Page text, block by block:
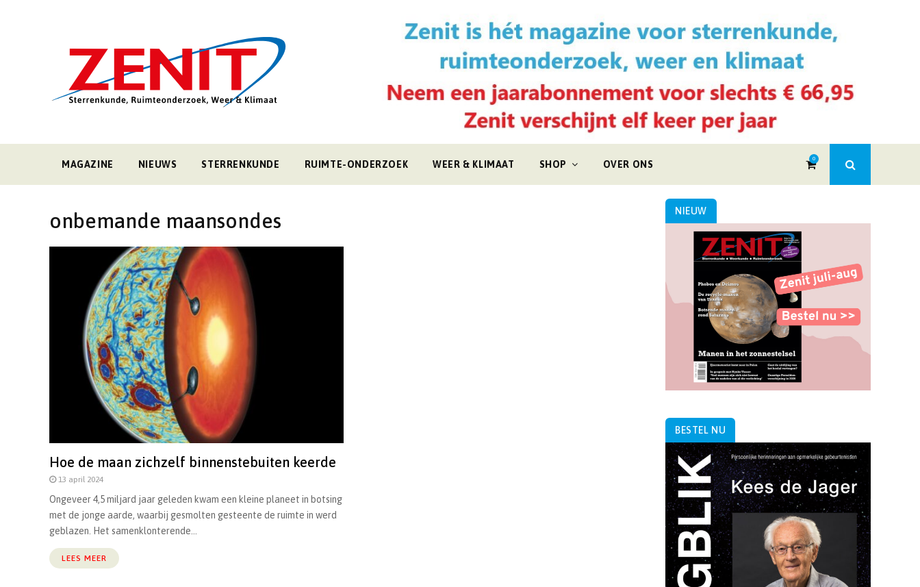
MAGAZINE NIEUWS STERRENKUNDE RUIMTE-ONDERZOEK WEER & KLIMAAT SHOP OVER ONS
0
onbemande maansondes
Hoe de maan zichzelf binnenstebuiten keerde
13 april 2024
Ongeveer 4,5 miljard jaar geleden kwam een kleine planeet in botsing
met de jonge aarde, waarbij gesmolten gesteente de ruimte in werd
geblazen. Het samenklonterende...
LEES MEER
NIEUW
BESTEL NU